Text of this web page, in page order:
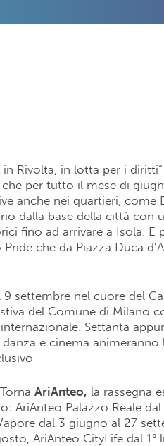
in Rivolta, in lotta per i
per tutto il mese di
anche nei quartieri, come
dalla base della città con
fino ad arrivare a Isola. E
che da Piazza Duca
9 settembre nel cuore del
del Comune di Milano
Settanta
e cinema animeranno
AriAnteo, la rassegna
AriAnteo Palazzo Reale dal
dal 3 giugno al 27
AriAnteo CityLife dal 1°